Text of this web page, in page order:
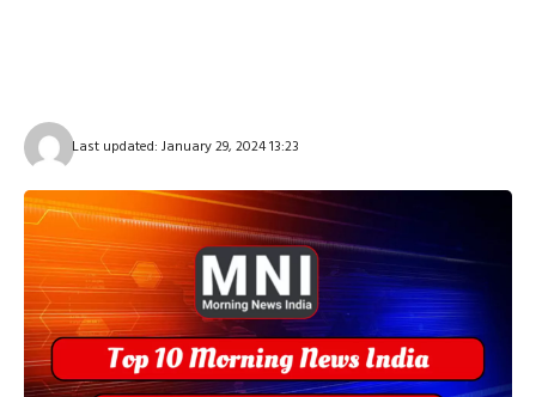
Last updated: January 29, 2024 13:23